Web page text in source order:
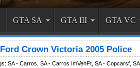
GTA SA GTA III GTA VC
Crown Victoria 2005 Police
SA - Carros SA - Carros ImVehFt, SA - Copcarsf,